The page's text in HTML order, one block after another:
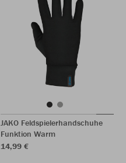
JAKO Feldspielerhandschuhe
Funktion Warm
14,99 €